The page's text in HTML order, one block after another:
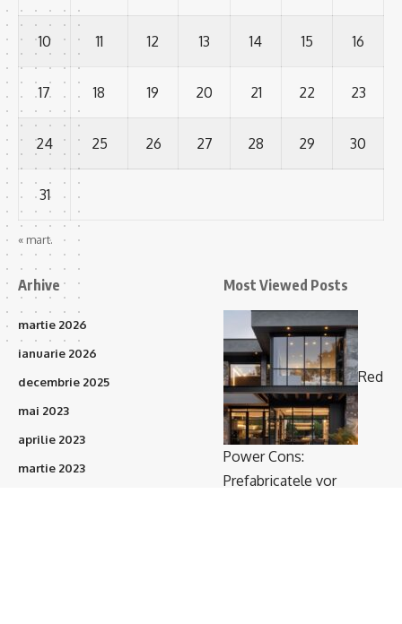
10 11 12 13 14 15 16
17 18 19 20 21 22 23
24 25 26 27 28 29 30
31
« mart.
Arhive
martie 2026
ianuarie 2026
decembrie 2025
mai 2023
aprilie 2023
martie 2023
Most Viewed Posts
Red
Power Cons:
Prefabricatele vor